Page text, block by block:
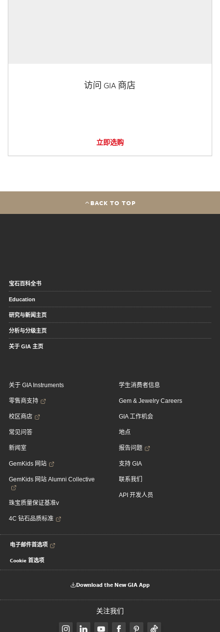
访问 GIA 商店
立即选购
BACK TO TOP
宝石百科全书
Education
研究与新闻主页
分析与分级主页
关于 GIA 主页
关于 GIA Instruments
零售商支持
校区商店
常见问答
新闻室
GemKids 网站
GemKids 网站 Alumni Collective
珠宝质量保证基准v
4C 钻石品质标准
学生消费者信息
Gem & Jewelry Careers
GIA 工作机会
地点
报告问题
支持 GIA
联系我们
API 开发人员
电子邮件首选项
Cookie 首选项
Download the New GIA App
关注我们